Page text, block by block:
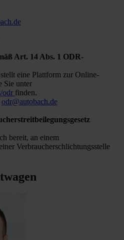
Art. 14 Abs. 1 ODR-
eine Plattform zur Online-
Sie unter
odr finden.
odr@autobach.de
bereit, an einem
Verbraucherschlichtungsstelle